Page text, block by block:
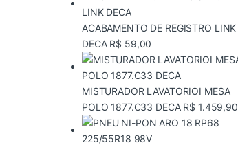
ACABAMENTO DE REGISTRO LINK
DECA R$ 59,00
MISTURADOR LAVATORIOI MESA
POLO 1877.C33 DECA R$ 1.459,90